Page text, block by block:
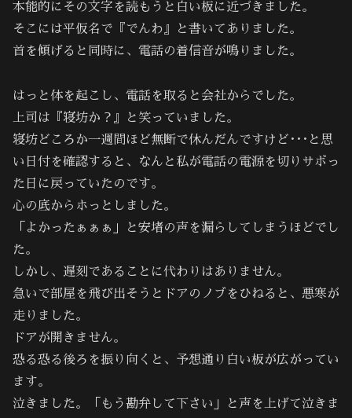
本能的にその文字を読もうと白い板に近づきました。
そこには平仮名で『でんわ』と書いてありました。
首を傾げると同時に、電話の着信音が鳴りました。
はっと体を起こし、電話を取ると会社からでした。
上司は『寝坊か？』と笑っていました。
寝坊どころか一週間ほど無断で休んだんですけど･･･と思
い日付を確認すると、なんと私が電話の電源を切りサボっ
た日に戻っていたのです。
心の底からホっとしました。
「よかったぁぁぁ」と安堵の声を漏らしてしまうほどでし
た。
しかし、遅刻であることに代わりはありません。
急いで部屋を飛び出そうとドアのノブをひねると、悪寒が
走りました。
ドアが開きません。
恐る恐る後ろを振り向くと、予想通り白い板が広がってい
ます。
泣きました。「もう勘弁して下さい」と声を上げて泣きま